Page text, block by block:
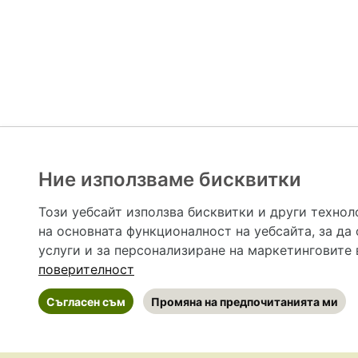
предназначена да служи само и единствено за
допълване на данните и за коригиране на
Ние използваме бисквитки
Този уебсайт използва бисквитки и други
на основната функционалност на уебсайта, за да
услуги и за персонализиране на
поверителност
Съгласен съм Промяна на предпочитанията ми